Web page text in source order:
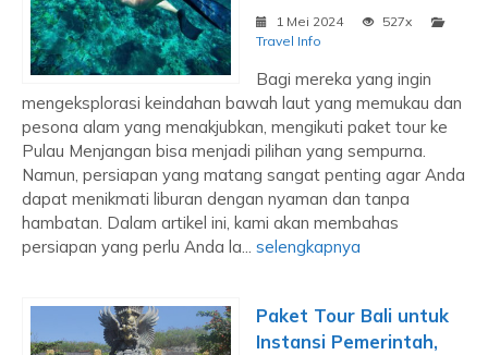
1 Mei 2024
527x
Travel Info
Bagi mereka yang ingin
mengeksplorasi keindahan bawah laut yang memukau dan
pesona alam yang menakjubkan, mengikuti paket tour ke
Pulau Menjangan bisa menjadi pilihan yang sempurna.
Namun, persiapan yang matang sangat penting agar Anda
dapat menikmati liburan dengan nyaman dan tanpa
hambatan. Dalam artikel ini, kami akan membahas
persiapan yang perlu Anda la... selengkapnya
Paket Tour Bali untuk
Instansi Pemerintah,